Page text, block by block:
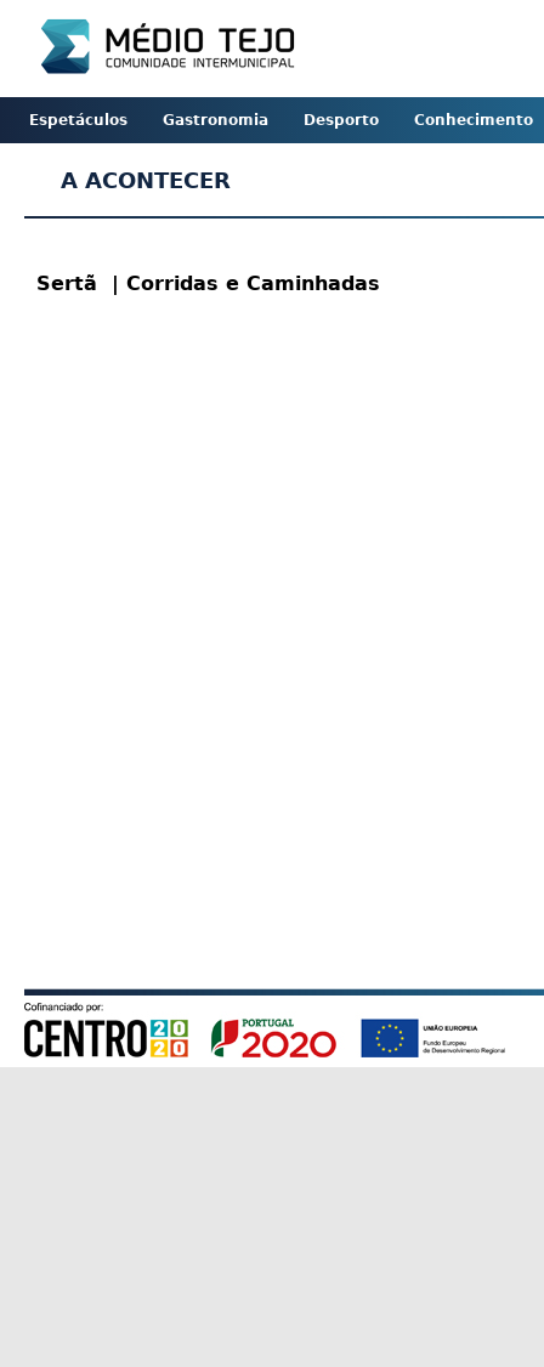
Espetáculos Gastronomia Desporto Conhecimento
A ACONTECER
Sertã | Corridas e Caminhadas